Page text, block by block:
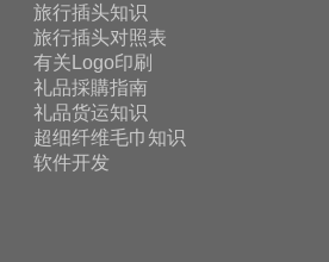
旅行插头知识
旅行插头对照表
有关Logo印刷
礼品採購指南
礼品货运知识
超细纤维毛巾知识
软件开发